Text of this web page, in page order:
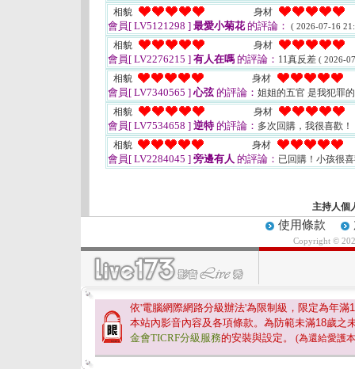
相貌
身材
會員[ LV5121298 ] 最愛小菊花的評論： ( 2026-07-16
相貌 身材
會員[ LV2276215 ] 有人在嗎 的評論： 11真反差 ( 2026-
相貌 身材
會員[ LV7340565 ]心弦的評論： 姐姐的五官 是我犯罪
相貌
身材
會員[ LV7534658 ] 逆特的評論： 多次回購，我很喜歡！
相貌
身材
會員[ LV2284045 ] 旁邊有人 的評論： 已回購！小孩很
主持人個
使用條款
Copyright ©
依'電腦網際網路分級辦法'為限制級，限定為年滿
本站內影音內容及各項條款。為防範未滿18歲之
金會TICRF分級服務的安裝與設定。 (為還給愛護